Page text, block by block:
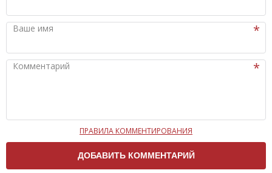
Ваше имя
Комментарий
Чтобы ваш комментарий был опубликован на сайте,
вам нужно придерживаться следующих правил:
ПРАВИЛА КОММЕНТИРОВАНИЯ